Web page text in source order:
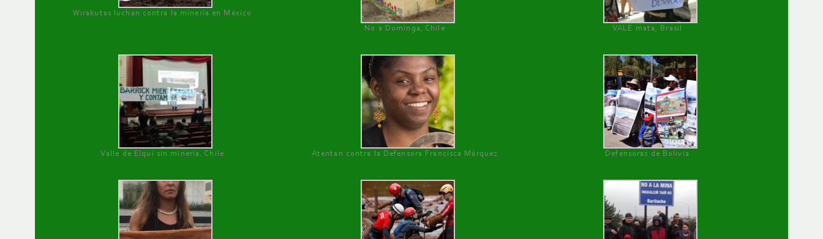
Wirakutas luchan contra la minería en México
No a Dominga, Chile
VALE mata, Brasil
Valle de Elqui sin minería. Chile Atentan contra la Defensora Francisca Márquez Defensoras de Bolivia